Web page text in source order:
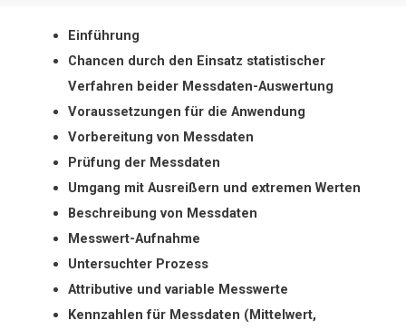
Einführung
Chancen durch den Einsatz statistischer
Verfahren beider Messdaten-Auswertung
Voraussetzungen für die Anwendung
Vorbereitung von Messdaten
Prüfung der Messdaten
Umgang mit Ausreißern und extremen Werten
Beschreibung von Messdaten
Messwert-Aufnahme
Untersuchter Prozess
Attributive und variable Messwerte
Kennzahlen für Messdaten (Mittelwert,